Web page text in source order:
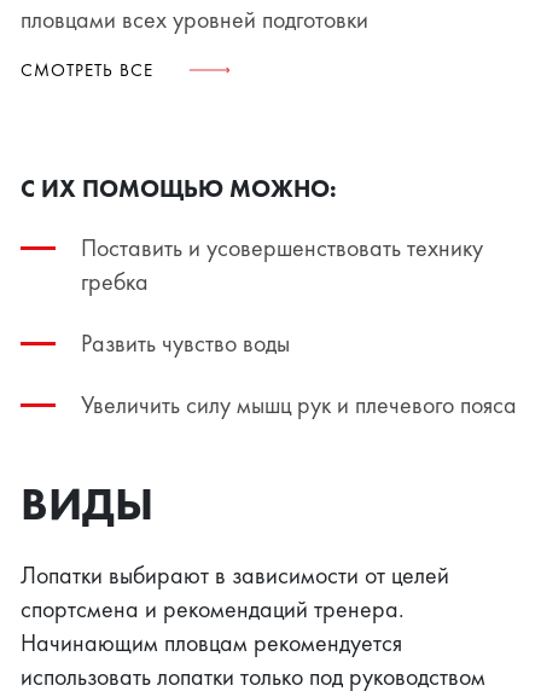
пловцами всех уровней подготовки
СМОТРЕТЬ ВСЕ
С ИХ ПОМОЩЬЮ МОЖНО:
Поставить и усовершенствовать технику
гребка
Развить чувство воды
Увеличить силу мышц рук и плечевого пояса
ВИДЫ
Лопатки выбирают в зависимости от целей
спортсмена и рекомендаций тренера.
Начинающим пловцам рекомендуется
использовать лопатки только под руководством